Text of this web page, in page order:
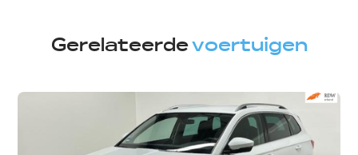
Gerelateerdevoertuigen